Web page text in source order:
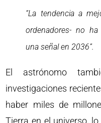
“La tendencia a
ordenadores- no
una señal en 2036”.
El astrónomo
investigaciones
haber miles de